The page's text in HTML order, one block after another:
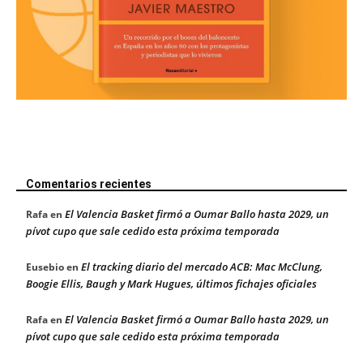
Comentarios recientes
Rafaen El Valencia Basket firmó a Oumar Ballo hasta 2029, un
pívot cupo que sale cedido esta próxima temporada
Eusebioen El tracking diario del mercado ACB: Mac McClung,
Boogie Ellis, Baugh y Mark Hugues, últimos fichajes oficiales
Rafaen El Valencia Basket firmó a Oumar Ballo hasta 2029, un
pívot cupo que sale cedido esta próxima temporada